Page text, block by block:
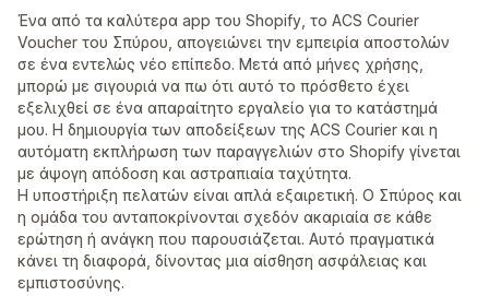
Ένα από τα καλύτερα app του Shopify, το ACS Courier
Voucher του Σπύρου, απογειώνει την εμπειρία αποστολών
σε ένα εντελώς νέο επίπεδο. Μετά από μήνες χρήσης,
μπορώ με σιγουριά να πω ότι αυτό το πρόσθετο έχει
εξελιχθεί σε ένα απαραίτητο εργαλείο για το κατάστημά
μου. Η δημιουργία των αποδείξεων της ACS Courier και η
αυτόματη εκπλήρωση των παραγγελιών στο Shopify γίνεται
με άψογη απόδοση και αστραπιαία ταχύτητα.
Η υποστήριξη πελατών είναι απλά εξαιρετική. Ο Σπύρος και
η ομάδα του ανταποκρίνονται σχεδόν ακαριαία σε κάθε
ερώτηση ή ανάγκη που παρουσιάζεται. Αυτό πραγματικά
κάνει τη διαφορά, δίνοντας μια αίσθηση ασφάλειας και
εμπιστοσύνης.